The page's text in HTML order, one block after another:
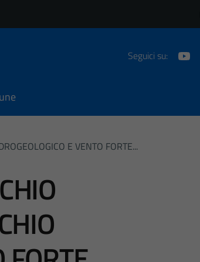
Seguici su:
E VENTO FORTE...